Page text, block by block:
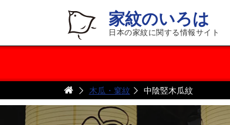
家紋のいろは
日本の家紋に関する情報サイト
木瓜・窠紋 中陰竪木瓜紋